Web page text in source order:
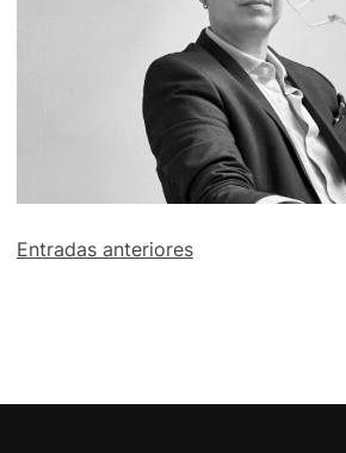
Navegación
Entradas anteriores